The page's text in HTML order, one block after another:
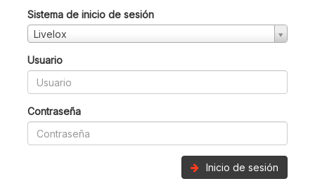
Sistema de inicio de sesión
Livelox
Usuario
Contraseña
Inicio de sesión